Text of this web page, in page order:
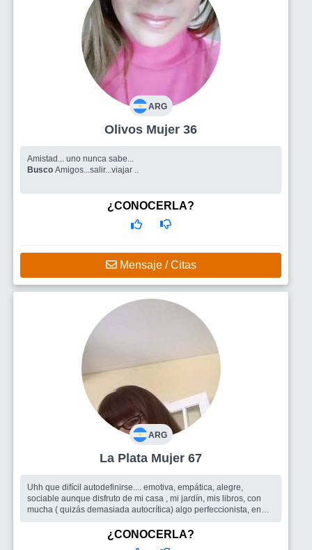
ARG
Olivos Mujer 36
Amistad... uno nunca sabe...
Busco Amigos...salir...viajar ..
¿CONOCERLA?
Mensaje / Citas
ARG
La Plata Mujer 67
Uhh que difícil autodefinirse.... emotiva, empática, alegre,
sociable aunque disfruto de mi casa , mi jardín, mis libros, con
mucha ( quizás demasiada autocrítica) algo perfeccionista, en
Todo lo que el sitio pueda ofrecer, amigas/os para
compartir encuentros, salidas grupales, y quizás porque no un
¿CONOCERLA?